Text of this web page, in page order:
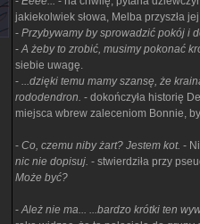
jakiekolwiek słowa, Melba przyszła
- Przybywamy by sprowadzić pokój i
-A żeby to zrobić, musimy pokonać
siebie uwagę.
- ...dzięki temu mamy szansę, że
rododendron. - dokończyła historię
miejsca wbrew zaleceniom Bonnie,
- Co, czemu niby żart? Jestem kot. -
nic nie dopisuj. - stwierdziła przy
Może być?
-Ależ nie ma... ...bardzo krótki ten